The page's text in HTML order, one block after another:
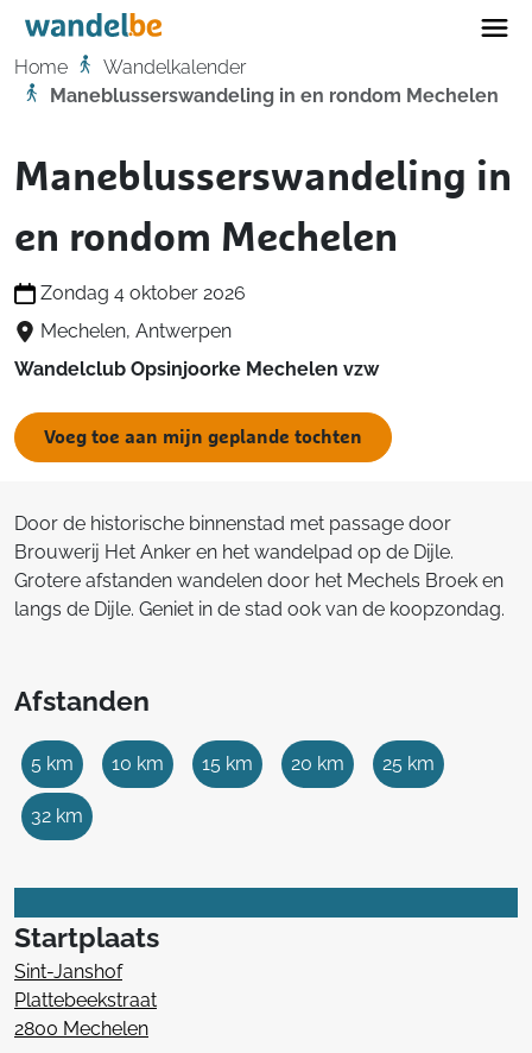
Home
Home
Wandelkalender
Maneblusserswandeling in en rondom Mechelen
Maneblusserswandeling in
en rondom Mechelen
Zondag 4 oktober 2026
Mechelen, Antwerpen
Wandelclub Opsinjoorke Mechelen vzw
Voeg toe aan mijn geplande tochten
Door de historische binnenstad met passage door
Brouwerij Het Anker en het wandelpad op de Dijle.
Grotere afstanden wandelen door het Mechels Broek en
langs de Dijle. Geniet in de stad ook van de koopzondag.
Afstanden
5 km 10 km 15 km 20 km 25 km
32 km
Startplaats
Sint-Janshof
Plattebeekstraat
2800 Mechelen